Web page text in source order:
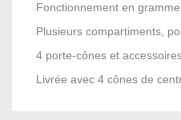
Fonctionnement en
Plusieurs compartiments,
4 porte-cônes et
Livrée avec 4 cônes de